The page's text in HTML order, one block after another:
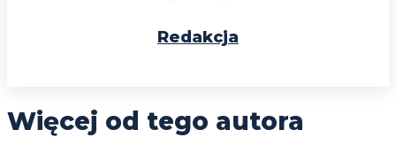
Redakcja
Więcej od tego autora